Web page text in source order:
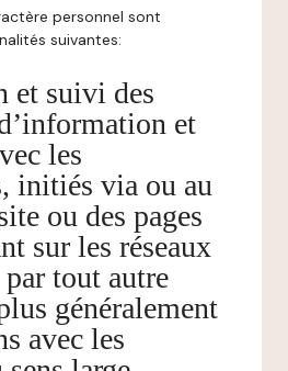
personnel sont
suivantes:
et suivi des
et
les
initiés via ou au
ou des pages
sur les réseaux
tout autre
généralement
avec les